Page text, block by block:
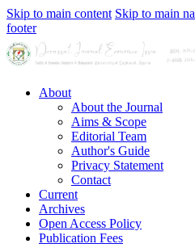
Skip to main content Skip to main
footer
About
About the Journal
Aims & Scope
Editorial Team
Author's Guide
Privacy Statement
Contact
Current
Archives
Open Access Policy
Publication Fees